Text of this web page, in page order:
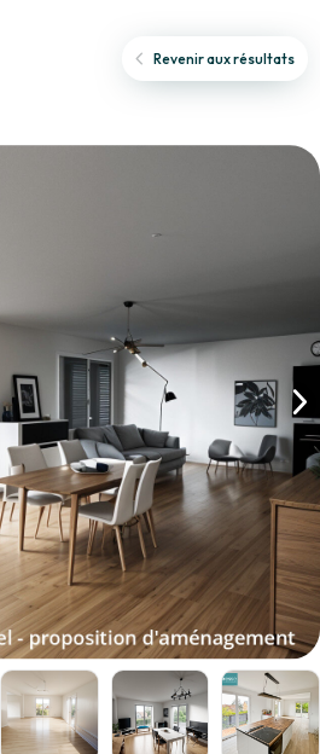
Revenir aux résultats